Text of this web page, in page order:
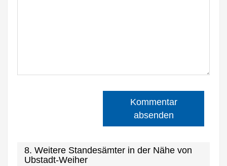
Kommentar
absenden
8. Weitere Standesämter in der Nähe von
Ubstadt-Weiher